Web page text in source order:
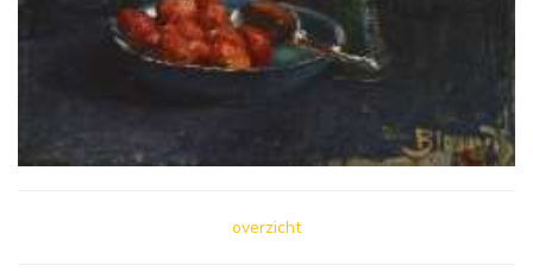
overzicht